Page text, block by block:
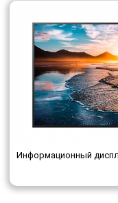
Информационный